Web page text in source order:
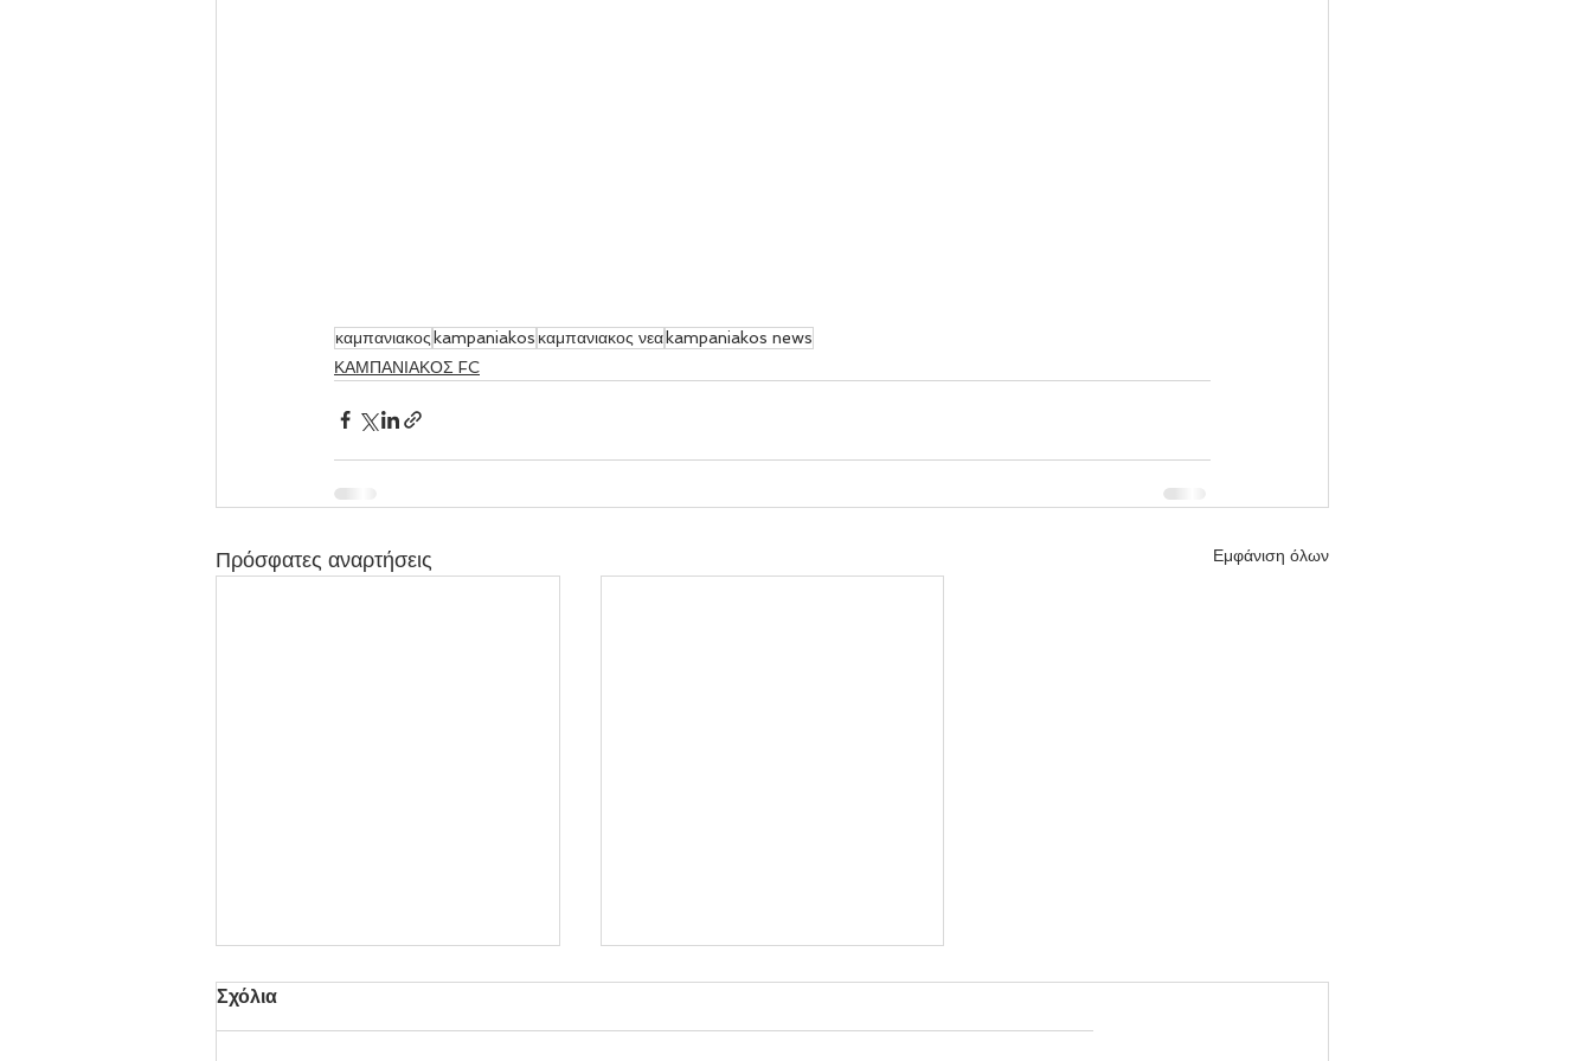
καμπανιακος kampaniakos καμπανιακος νεα kampaniakos news
ΚΑΜΠΑΝΙΑΚΟΣ FC
Πρόσφατες αναρτήσεις Εμφάνιση όλων
Σχόλια